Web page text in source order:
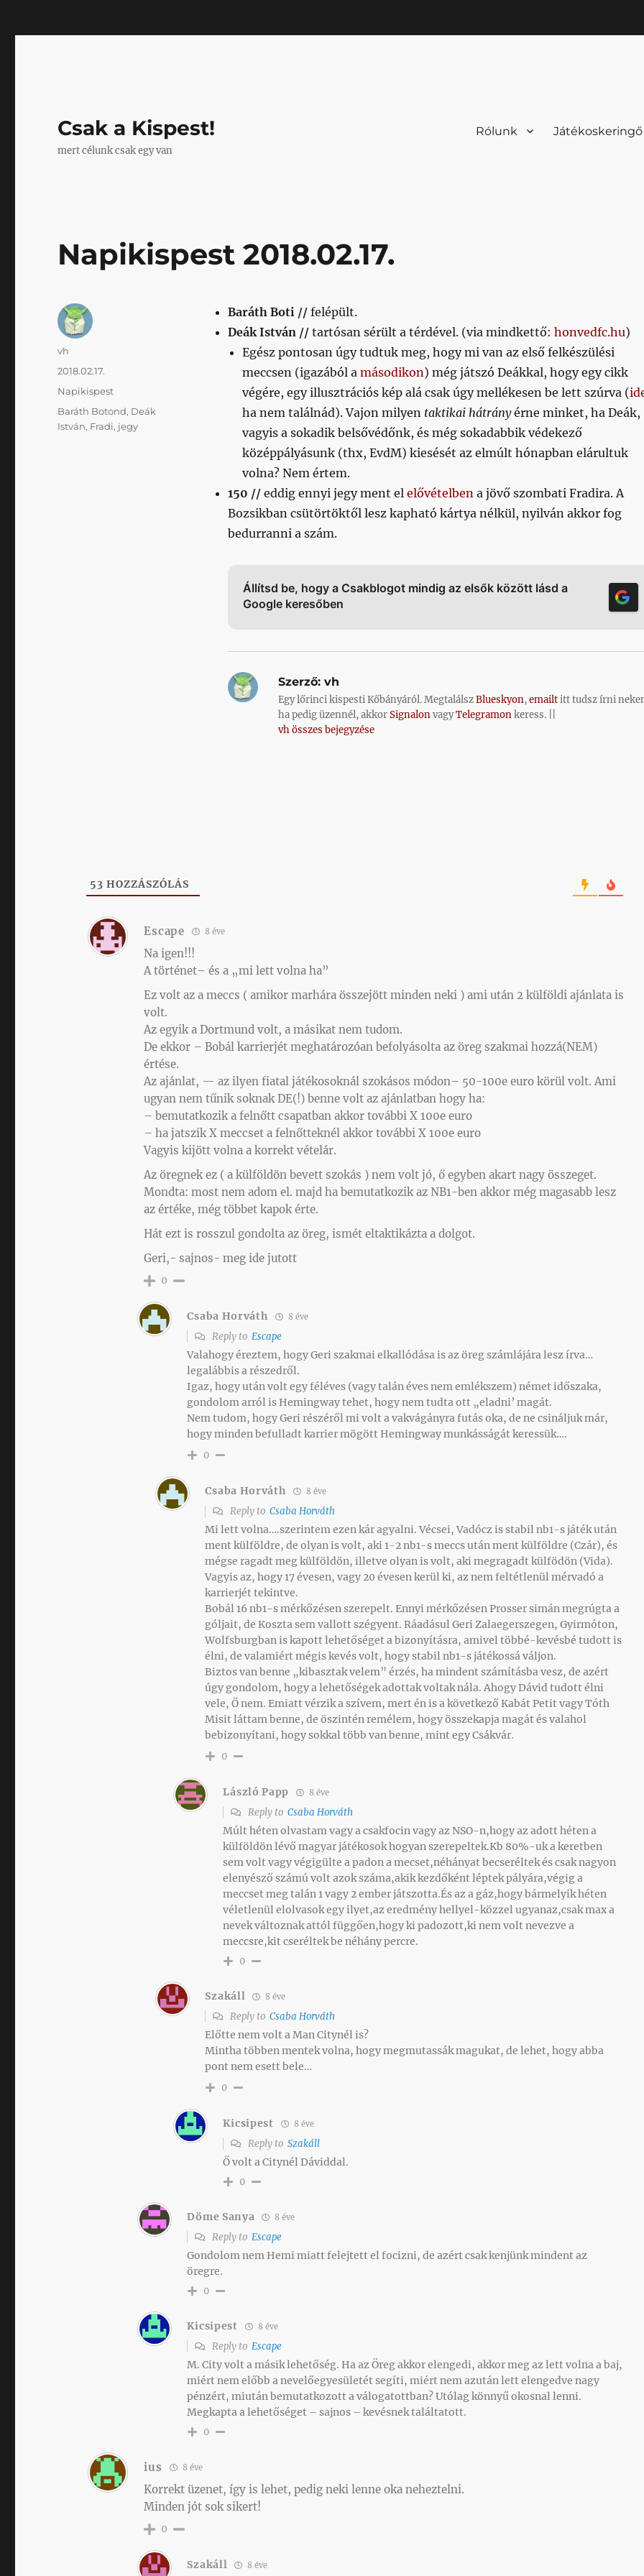
Csak a Kispest!
mert célunk csak egy van
Rólunk Játékoskeringő
Napikispest 2018.02.17.
Baráth Boti //felépült.
Deák István //tartósan sérült a térdével. (via mindkettő: honvedfc.hu)
Egész pontosan úgy tudtuk meg, hogy mi van az első felkészülési
meccsen (igazából a másodikon) még játszó Deákkal, hogy egy cikk
végére, egy illusztrációs kép alá csak úgy mellékesen be lett szúrva (
ha nem találnád). Vajon milyen taktikai hátrányérne minket, ha Deák,
vagyis a sokadik belsővédőnk, és még sokadabbik védekező
középpályásunk (thx, EvdM) kiesését az elmúlt hónapban elárultuk
volna? Nem értem.
150 //eddig ennyi jegy ment el elővételbena jövő szombati Fradira. A
Bozsikban csütörtöktől lesz kapható kártya nélkül, nyilván akkor fog
bedurranni a szám.
Állítsd be, hogy a Csakblogot mindig az elsők között lásd a
Google keresőben
Szerző:vh
Egy lőrinci kispesti Kőbányáról. MegtalálszBlueskyon,emailtitt tudsz írni
ha pedig üzennél, akkorSignalonvagyTelegramonkeress. ||
vh összes bejegyzése
Szerző
vh
Közzétéve
2018.02.17.
Kategória
Napikispest
Címke
Baráth Botond, Deák
István, Fradi, jegy
53 HOZZÁSZÓLÁS
Escape 8 éve
Na igen!!!
A történet– és a „mi lett volna ha”
Ez volt az a meccs ( amikor marhára összejött minden neki ) ami után 2 külföldi ajánlata is
volt.
Az egyik a Dortmund volt, a másikat nem tudom.
De ekkor – Bobál karrierjét meghatározóan befolyásolta az öreg szakmai hozzá(NEM)
értése.
Az ajánlat, — az ilyen fiatal játékosoknál szokásos módon– 50-100e euro körül volt. Ami
ugyan nem tűnik soknak DE(!) benne volt az ajánlatban hogy ha:
– bemutatkozik a felnőtt csapatban akkor további X 100e euro
– ha jatszik X meccset a felnőtteknél akkor további X 100e euro
Vagyis kijött volna a korrekt vételár.
Az öregnek ez ( a külföldön bevett szokás ) nem volt jó, ő egyben akart nagy összeget.
Mondta: most nem adom el. majd ha bemutatkozik az NB1-ben akkor még magasabb lesz
az értéke, még többet kapok érte.
Hát ezt is rosszul gondolta az öreg, ismét eltaktikázta a dolgot.
Geri,- sajnos- meg ide jutott
0
Csaba Horváth 8 éve
Reply toEscape
Valahogy éreztem, hogy Geri szakmai elkallódása is az öreg számlájára lesz írva…
legalábbis a részedről.
Igaz, hogy után volt egy féléves (vagy talán éves nem emlékszem) német időszaka,
gondolom arról is Hemingway tehet, hogy nem tudta ott „eladni’ magát.
Nem tudom, hogy Geri részéről mi volt a vakvágányra futás oka, de ne csináljuk már,
hogy minden befulladt karrier mögött Hemingway munkásságát keressük….
0
Csaba Horváth 8 éve
Reply toCsaba Horváth
Mi lett volna….szerintem ezen kár agyalni. Vécsei, Vadócz is stabil nb1-s játék után
ment külföldre, de olyan is volt, aki 1-2 nb1-s meccs után ment külföldre (Czár), és
mégse ragadt meg külföldön, illetve olyan is volt, aki megragadt külfödön (Vida).
Vagyis az, hogy 17 évesen, vagy 20 évesen kerül ki, az nem feltétlenül mérvadó a
karrierjét tekintve.
Bobál 16 nb1-s mérkőzésen szerepelt. Ennyi mérkőzésen Prosser simán megrúgta a
góljait, de Koszta sem vallott szégyent. Ráadásul Geri Zalaegerszegen, Gyirmóton,
Wolfsburgban is kapott lehetőséget a bizonyításra, amivel többé-kevésbé tudott is
élni, de valamiért mégis kevés volt, hogy stabil nb1-s játékossá váljon.
Biztos van benne „kibasztak velem” érzés, ha mindent számításba vesz, de azért
úgy gondolom, hogy a lehetőségek adottak voltak nála. Ahogy Dávid tudott élni
vele, Ő nem. Emiatt vérzik a szívem, mert én is a következő Kabát Petit vagy Tóth
Misit láttam benne, de öszintén remélem, hogy összekapja magát és valahol
bebizonyítani, hogy sokkal több van benne, mint egy Csákvár.
0
László Papp 8 éve
Reply toCsaba Horváth
Múlt héten olvastam vagy a csakfocin vagy az NSO-n,hogy az adott héten a
külföldön lévő magyar játékosok hogyan szerepeltek.Kb 80%-uk a keretben
sem volt vagy végigülte a padon a mecset,néhányat becseréltek és csak nagyon
elenyésző számú volt azok száma,akik kezdőként léptek pályára,végig a
meccset meg talán 1 vagy 2 ember játszotta.És az a gáz,hogy bármelyik héten
véletlenül elolvasok egy ilyet,az eredmény hellyel-közzel ugyanaz,csak max a
nevek változnak attól függően,hogy ki padozott,ki nem volt nevezve a
meccsre,kit cseréltek be néhány percre.
0
Szakáll 8 éve
Reply toCsaba Horváth
Előtte nem volt a Man Citynél is?
Mintha többen mentek volna, hogy megmutassák magukat, de lehet, hogy abba
pont nem esett bele…
0
Kicsipest 8 éve
Reply toSzakáll
Ő volt a Citynél Dáviddal.
0
Döme Sanya 8 éve
Reply toEscape
Gondolom nem Hemi miatt felejtett el focizni, de azért csak kenjünk mindent az
öregre.
0
Kicsipest 8 éve
Reply toEscape
M. City volt a másik lehetőség. Ha az Öreg akkor elengedi, akkor meg az lett volna a baj,
miért nem előbb a nevelőegyesületét segíti, miért nem azután lett elengedve nagy
pénzért, miután bemutatkozott a válogatottban? Utólag könnyű okosnal lenni.
Megkapta a lehetőséget – sajnos – kevésnek találtatott.
0
ius 8 éve
Korrekt üzenet, így is lehet, pedig neki lenne oka neheztelni.
Minden jót sok sikert!
0
Szakáll 8 éve